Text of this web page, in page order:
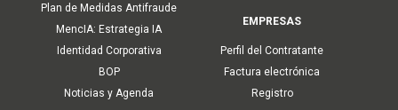
Plan de Medidas Antifraude
MencIA: Estrategia IA
Identidad Corporativa
BOP
Noticias y Agenda
EMPRESAS
Perfil del Contratante
Factura electrónica
Registro